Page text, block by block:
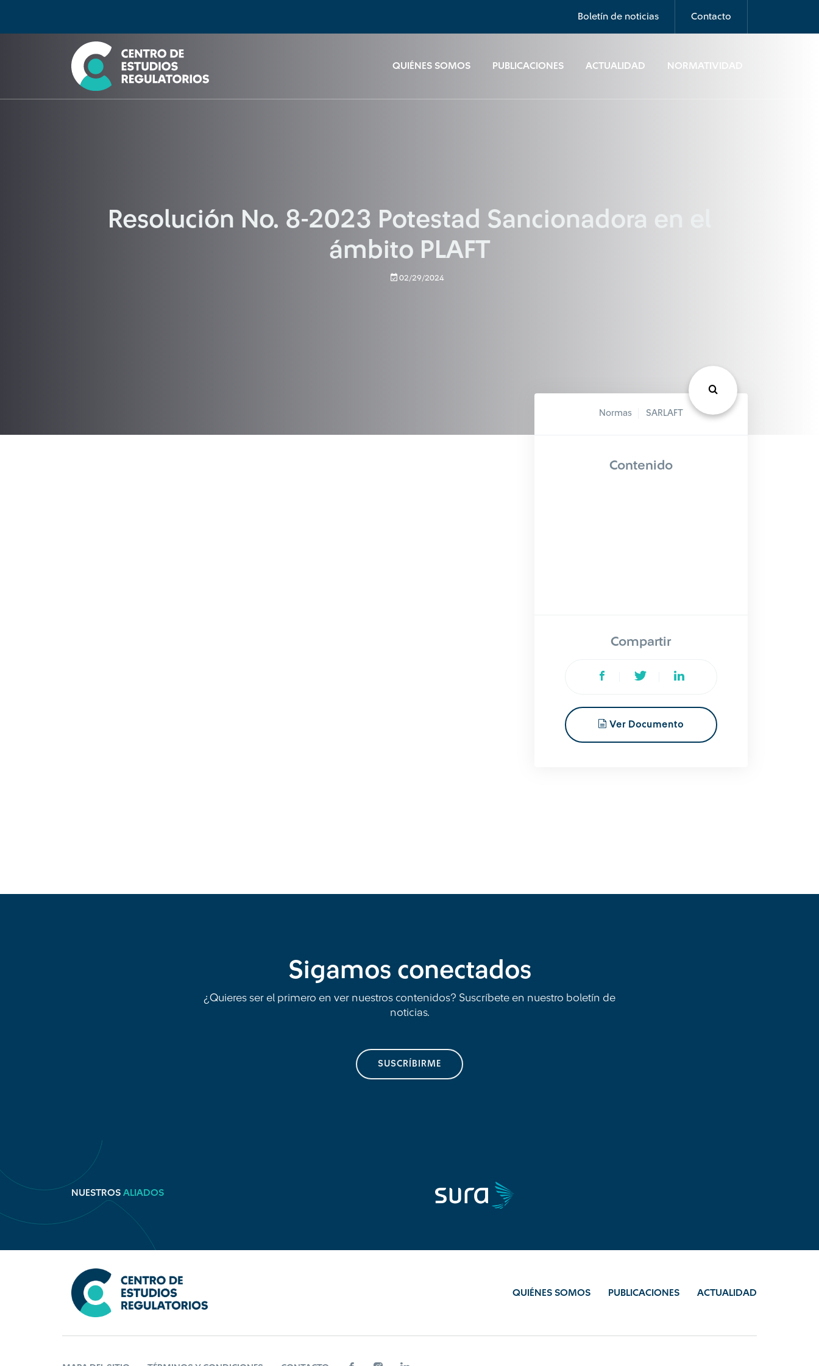
Boletín de noticias Contacto
QUIÉNES SOMOS PUBLICACIONES ACTUALIDAD NORMATIVIDAD
Seleccione país
Buscar
Resolución No. 8-2023 Potestad Sancionadora en el
ámbito PLAFT
02/29/2024
Normas SARLAFT
Contenido
Compartir
Ver Documento
Sigamos conectados
¿Quieres ser el primero en ver nuestros contenidos? Suscríbete en nuestro boletín de
noticias.
SUSCRÍBIRME
NUESTROS ALIADOS
QUIÉNES SOMOS PUBLICACIONES ACTUALIDAD